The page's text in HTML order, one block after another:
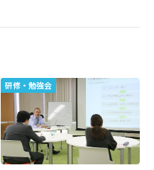
研修・勉強会